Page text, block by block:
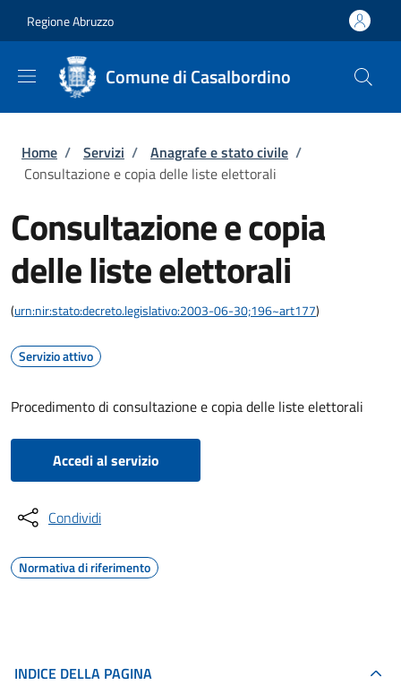
Regione Abruzzo
Comune di Casalbordino
Briciole di pane
Home / Servizi / Anagrafe e stato civile /
Consultazione e copia delle liste elettorali
Consultazione e copia
delle liste elettorali
(urn:nir:stato:decreto.legislativo:2003-06-30;196~art177)
Servizio attivo
Procedimento di consultazione e copia delle liste elettorali
Accedi al servizio
Condividi
Normativa di riferimento
INDICE DELLA PAGINA